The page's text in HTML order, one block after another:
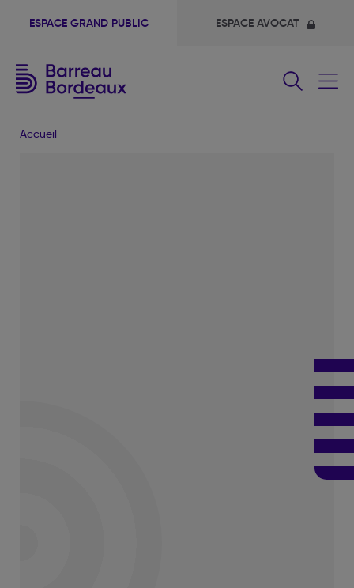
ESPACE GRAND PUBLIC ESPACE AVOCAT
Accueil